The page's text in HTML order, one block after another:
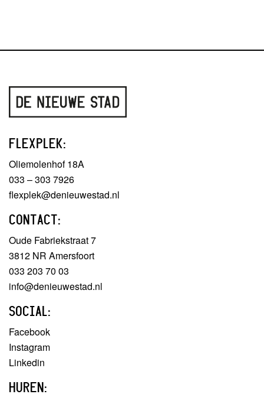
FLEXPLEK:
Oliemolenhof 18A
033 – 303 7926
flexplek@denieuwestad.nl
CONTACT:
Oude Fabriekstraat 7
3812 NR Amersfoort
033 203 70 03
info@denieuwestad.nl
SOCIAL:
Facebook
Instagram
Linkedin
HUREN: